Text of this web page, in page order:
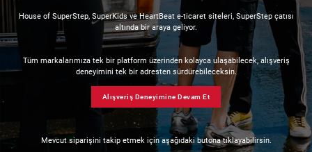
House of SuperStep, SuperKids ve HeartBeat e-ticaret siteleri, SuperStep çatısı
altında bir araya geliyor.
Tüm markalarımıza tek bir platform üzerinden kolayca ulaşabilecek, alışveriş
deneyimini tek bir adresten sürdürebileceksin.
Alışveriş Deneyimine Devam Et
Mevcut siparişini takip etmek için aşağıdaki butona tıklayabilirsin.